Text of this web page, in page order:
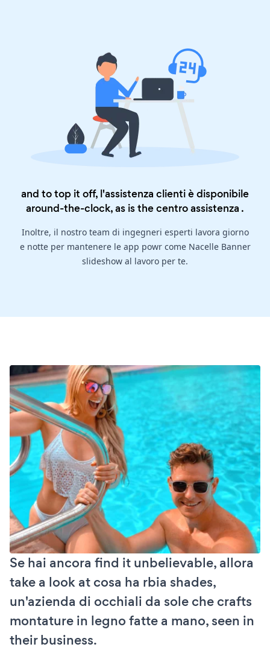
and to top it off, l'assistenza clienti è disponibile
around-the-clock, as is thecentro assistenza .
Inoltre, il nostro team di ingegneri esperti lavora giorno
e notte per mantenere le app powr come Nacelle Banner
slideshow al lavoro per te.
Se hai ancora find it unbelievable, allora
take a look at cosa ha rbia shades,
un'azienda di occhiali da sole che crafts
montature in legno fatte a mano, seen in
their business.